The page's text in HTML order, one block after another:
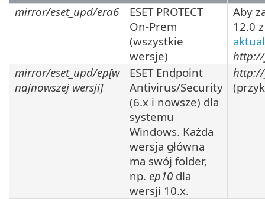
mirror/eset_upd/era6
ESET PROTECT
On-Prem
(wszystkie
wersje)
Aby
12.0
http://
mirror/eset_upd/ep[w
najnowszej wersji]
ESET Endpoint
Antivirus/Security
(6.x i nowsze) dla
systemu
Windows. Każda
wersja główna
ma swój folder,
np. ep10 dla
wersji 10.x.
http://